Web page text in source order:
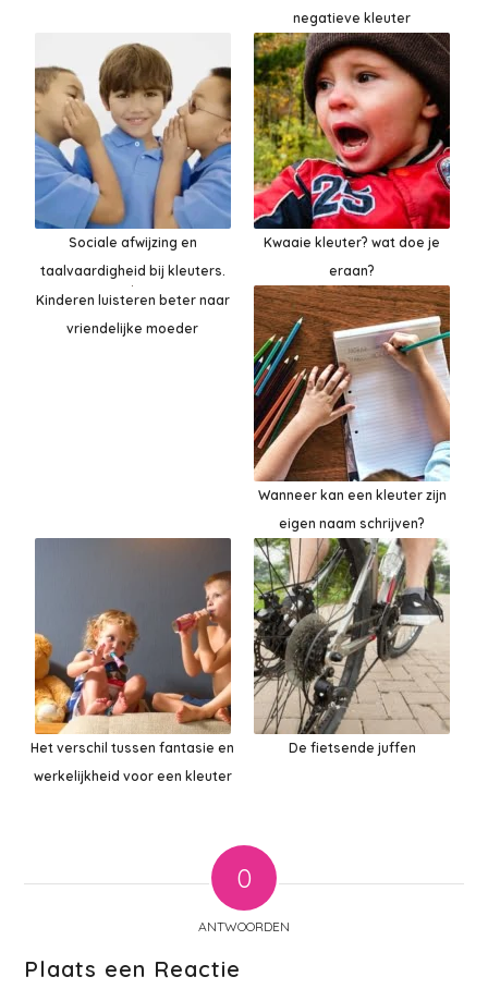
negatieve kleuter
Sociale afwijzing en
taalvaardigheid bij kleuters.
Kwaaie kleuter? wat doe je
eraan?
Kinderen luisteren beter naar
vriendelijke moeder
Wanneer kan een kleuter zijn
eigen naam schrijven?
Het verschil tussen fantasie en
werkelijkheid voor een kleuter
De fietsende juffen
0
ANTWOORDEN
Plaats een Reactie